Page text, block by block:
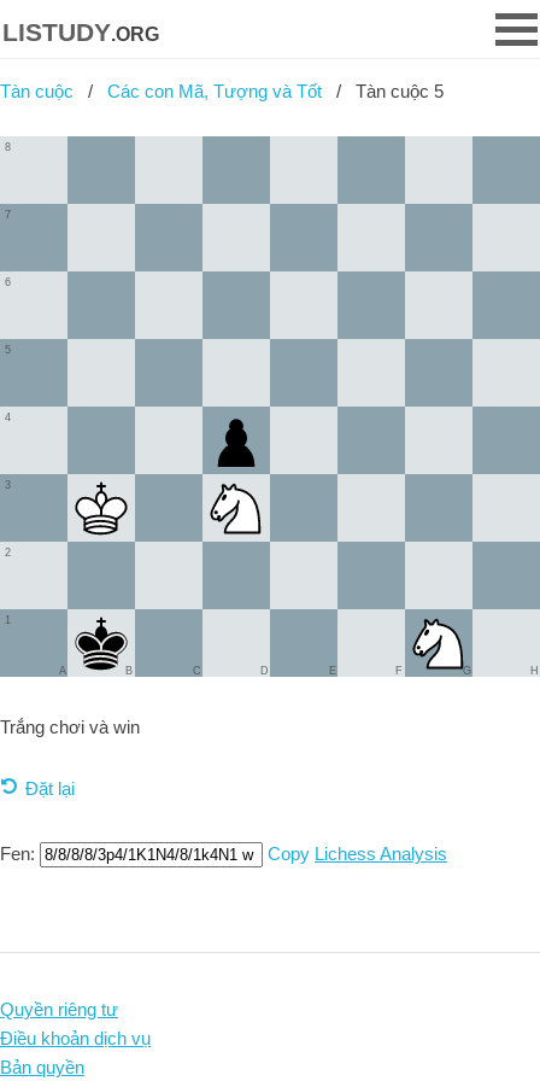
listudy.org
Tàn cuộc Các con Mã, Tượng và Tốt Tàn cuộc 5
1
2
3
4
5
6
7
8
A B C D E F G H
Trắng chơi và win
Đặt lại
Fen: Copy Lichess Analysis
Quyền riêng tư
Điều khoản dịch vụ
Bản quyền